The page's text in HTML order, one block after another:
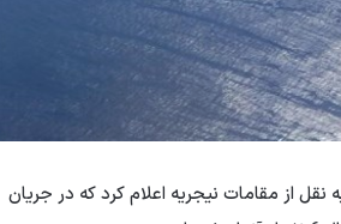
از مقامات نیجریه اعلام کرد که در جریان